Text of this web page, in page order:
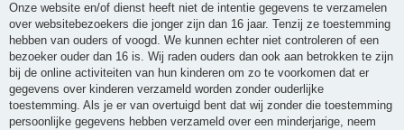
Onze website en/of dienst heeft niet de intentie gegevens te verzamelen
over websitebezoekers die jonger zijn dan 16 jaar. Tenzij ze toestemming
hebben van ouders of voogd. We kunnen echter niet controleren of een
bezoeker ouder dan 16 is. Wij raden ouders dan ook aan betrokken te zijn
bij de online activiteiten van hun kinderen om zo te voorkomen dat er
gegevens over kinderen verzameld worden zonder ouderlijke
toestemming. Als je er van overtuigd bent dat wij zonder die toestemming
persoonlijke gegevens hebben verzameld over een minderjarige, neem